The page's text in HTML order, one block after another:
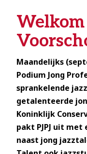
Welkom
Maandelijks
Podium Jong
sprankelende
getalenteerde
Koninklijk
pakt PJPJ uit met
naast jong